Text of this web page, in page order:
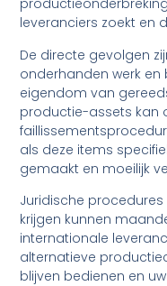
leveranciers zoekt en
De directe gevolgen
onderhanden werk
eigendom van
productie-assets kan
als deze items
gemaakt en moeilijk
Juridische
krijgen kunnen
internationale
alternatieve
blijven bedienen en